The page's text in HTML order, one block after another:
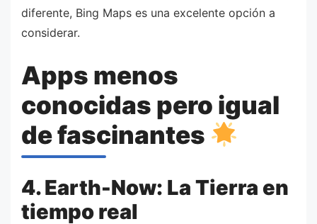
diferente, Bing Maps es una excelente opción a
considerar.
Apps menos
conocidas pero igual
de fascinantes
4. Earth-Now: La Tierra en
tiempo real